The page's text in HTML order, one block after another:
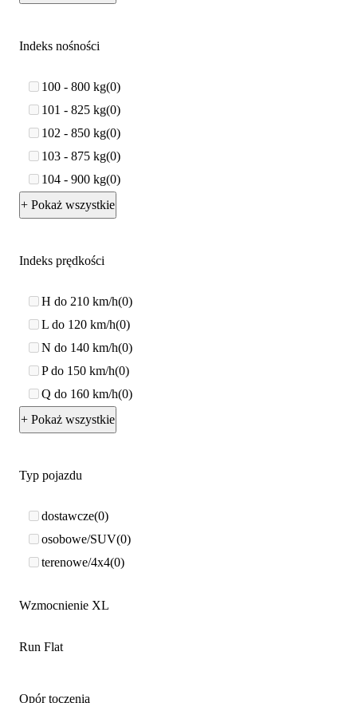
Indeks nośności
100 - 800 kg 0
101 - 825 kg 0
102 - 850 kg 0
103 - 875 kg 0
104 - 900 kg 0
+ Pokaż wszystkie
Indeks prędkości
H do 210 km/h 0
L do 120 km/h 0
N do 140 km/h 0
P do 150 km/h 0
Q do 160 km/h 0
+ Pokaż wszystkie
Typ pojazdu
dostawcze 0
osobowe/SUV 0
terenowe/4x4 0
Wzmocnienie XL
Run Flat
Opór toczenia